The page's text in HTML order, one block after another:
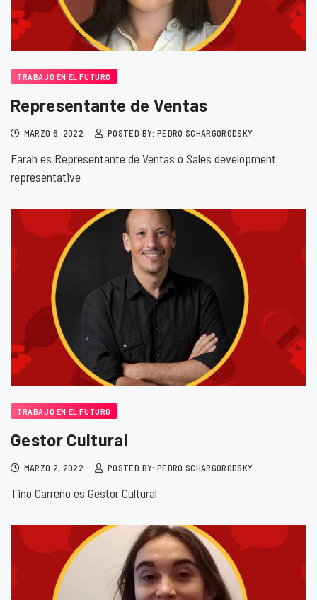
TRABAJO EN EL FUTURO
Representante de Ventas
MARZO 6, 2022 POSTED BY: PEDRO SCHARGORODSKY
Farah es Representante de Ventas o Sales development
representative
TRABAJO EN EL FUTURO
Gestor Cultural
MARZO 2, 2022 POSTED BY: PEDRO SCHARGORODSKY
Tino Carreño es Gestor Cultural